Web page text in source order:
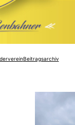
Beitragsarchiv